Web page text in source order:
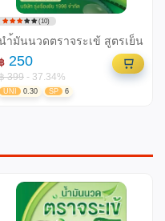
(10)
ำ้มันนวดตราจระเข้ สูตรเย็น
฿ 250
399 - 37.34%
UNI 0.30 SP 6